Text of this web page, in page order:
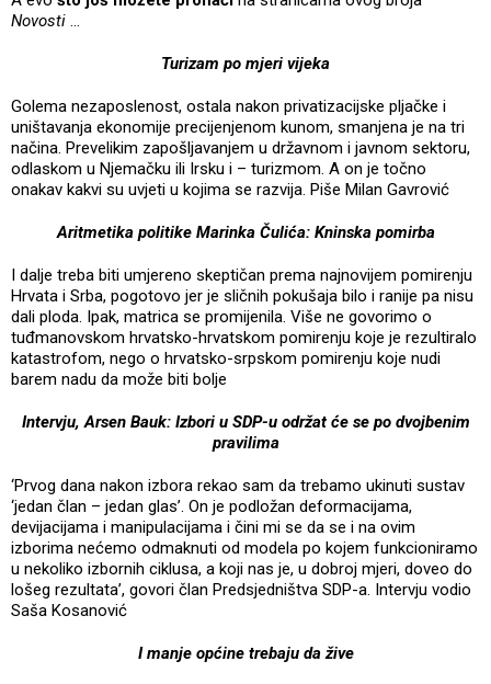
Novosti …
Turizam po mjeri vijeka
Golema nezaposlenost, ostala nakon privatizacijske pljačke i
uništavanja ekonomije precijenjenom kunom, smanjena je na tri
načina. Prevelikim zapošljavanjem u državnom i javnom sektoru,
odlaskom u Njemačku ili Irsku i – turizmom. A on je točno
onakav kakvi su uvjeti u kojima se razvija. Piše Milan Gavrović
Aritmetika politike Marinka Čulića: Kninska pomirba
I dalje treba biti umjereno skeptičan prema najnovijem pomirenju
Hrvata i Srba, pogotovo jer je sličnih pokušaja bilo i ranije pa nisu
dali ploda. Ipak, matrica se promijenila. Više ne govorimo o
tuđmanovskom hrvatsko-hrvatskom pomirenju koje je rezultiralo
katastrofom, nego o hrvatsko-srpskom pomirenju koje nudi
barem nadu da može biti bolje
Intervju, Arsen Bauk: Izbori u SDP-u održat će se po dvojbenim
pravilima
‘Prvog dana nakon izbora rekao sam da trebamo ukinuti sustav
‘jedan član – jedan glas’. On je podložan deformacijama,
devijacijama i manipulacijama i čini mi se da se i na ovim
izborima nećemo odmaknuti od modela po kojem funkcioniramo
u nekoliko izbornih ciklusa, a koji nas je, u dobroj mjeri, doveo do
lošeg rezultata’, govori član Predsjedništva SDP-a. Intervju vodio
Saša Kosanović
I manje općine trebaju da žive